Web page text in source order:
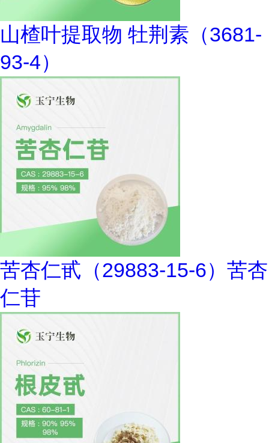
山楂叶提取物 牡荆素（3681-
93-4）
苦杏仁甙（29883-15-6）苦杏
仁苷